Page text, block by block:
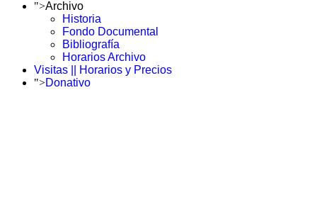
">Archivo
Historia
Fondo Documental
Bibliografía
Horarios Archivo
Visitas || Horarios y Precios
">Donativo